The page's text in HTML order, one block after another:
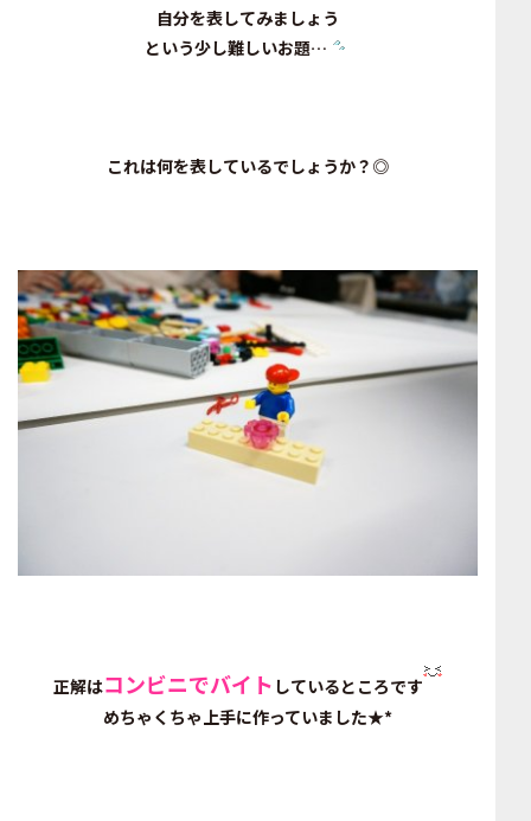
自分を表してみましょう
という少し難しいお題…
これは何を表しているでしょうか？◎
正解はコンビニでバイト しているところです
めちゃくちゃ上手に作っていました★*